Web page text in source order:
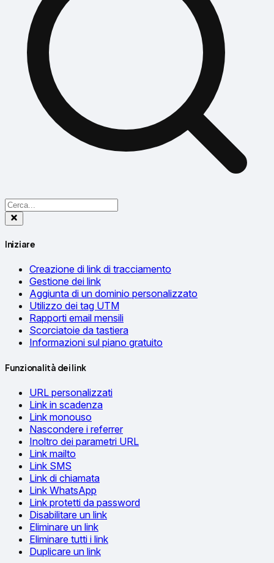
Iniziare
Creazione di link di tracciamento
Gestione dei link
Aggiunta di un dominio personalizzato
Utilizzo dei tag UTM
Rapporti email mensili
Scorciatoie da tastiera
Informazioni sul piano gratuito
Funzionalità dei link
URL personalizzati
Link in scadenza
Link monouso
Nascondere i referrer
Inoltro dei parametri URL
Link mailto
Link SMS
Link di chiamata
Link WhatsApp
Link protetti da password
Disabilitare un link
Eliminare un link
Eliminare tutti i link
Duplicare un link